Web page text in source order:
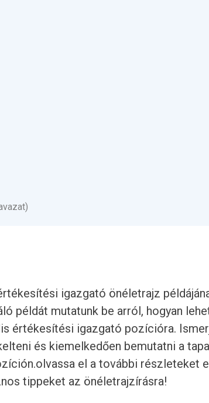
igazgató önéletrajz
példát mutatunk be arról, hogyan
értékesítési igazgató pozícióra.
és kiemelkedően bemutatni a
el a további részleteket
tippeket az önéletrajzírásra!